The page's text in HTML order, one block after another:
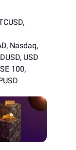
Nasdaq,
USD
100,